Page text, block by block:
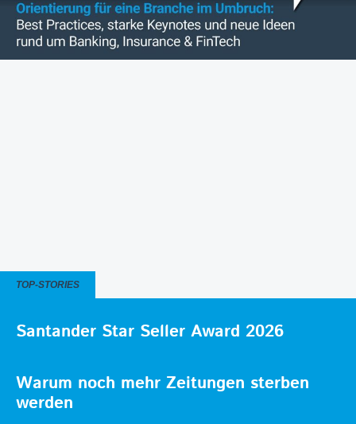
TOP-STORIES
Santander Star Seller Award 2026
Warum noch mehr Zeitungen sterben
werden